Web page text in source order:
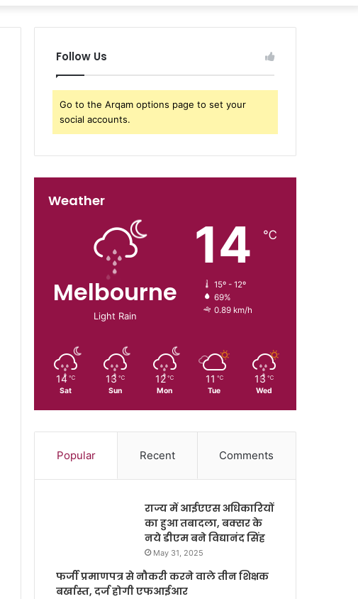
Follow Us
Go to the Arqam options page to set your
social accounts.
Weather
Melbourne
Light Rain
14 ℃
15º - 12º
69%
0.89 km/h
14 ℃
Sat
13 ℃
Sun
12 ℃
Mon
11 ℃
Tue
13 ℃
Wed
Popular Recent Comments
राज्य में आईएएस अधिकारियों
का हुआ तबादला, बक्सर के
नये डीएम बने विद्यानंद सिंह
May 31, 2025
फर्जी प्रमाणपत्र से नौकरी करने वाले तीन शिक्षक
बर्खास्त, दर्ज होगी एफआईआर